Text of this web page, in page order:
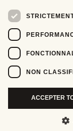
NON
ACCEPTER